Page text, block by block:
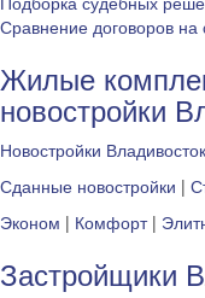
Сравнение договоров на
Жилые
новостройки
Новостройки
Сданные новостройки |
Эконом | Комфорт|
Застройщики